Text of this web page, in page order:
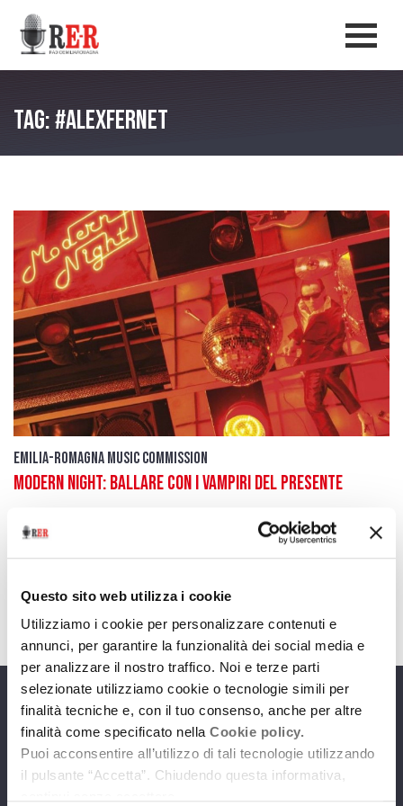
Questo sito web utilizza i cookie
Utilizziamo i cookie per personalizzare contenuti e
annunci, per garantire la funzionalità dei social media e
per analizzare il nostro traffico. Noi e terze parti
selezionate utilizziamo cookie o tecnologie simili per
finalità tecniche e, con il tuo consenso, anche per altre
finalità come specificato nella Cookie policy.
Puoi acconsentire all’utilizzo di tali tecnologie utilizzando
il pulsante “Accetta”. Chiudendo questa informativa,
Salta al contenuto principale
Tag: #alexfernet
Emilia-Romagna Music Commission
Modern Night: ballare con i vampiri del presente
Intervista ad Alex Fernet
Programmi